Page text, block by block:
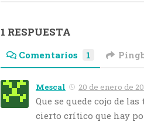
1 RESPUESTA
Comentarios 1
Mescal 20 de enero de
Que se quede cojo de
cierto crítico que hay